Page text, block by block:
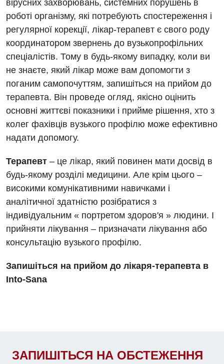
Вакансії
Заходи БПР
Інтернатура
Безкоштовні операції
Енциклопедія
Програма лояльності
Відгуки
Діагностика
Ангіографічні дослідження
Діагностичне відділення
Ендоскопічне відділення
Комп’ютерна томографія
Магнітно-резонансна томографія
Нейросонографія
Рентгенографія
Для дорослих
Алергологія, імунологія
Відділення інтенсивної терапії
Відділ госпіталізації
Відділення кардіосудинної патології та неврології
Відділення невідкладних станів
Гінекологічне відділення
Денний стаціонар
Діагностичне відділення
Ендоскопічне відділення
Онкологічне відділлення
Офтальмологічне відділення
Терапевтичне відділення
Швидка медична допомога
Декларування
Національний скринінг здоров’я 40+
вірусних захворювань, системних порушень в
роботі організму, які потребують спостереження і
регулярної корекції, лікар-терапевт є свого роду
координатором звернень до вузькопрофільних
спеціалістів. Тому в будь-якому випадку, коли ви
не знаєте, який лікар може вам допомогти з
поганим самопочуттям, запишіться на прийом до
терапевта. Він проведе огляд, якісно оцінить
основні життєві показники і прийме рішення, хто з
колег фахівців вузького профілю може ефективно
надати допомогу.
Терапевт – це лікар, який повинен мати досвід в
будь-якому розділі медицини. Але крім цього –
високими комунікативними навичками і
аналітичної здатністю розібратися з
індивідуальним « портретом здоров'я » людини. І
прийняти лікування – призначати лікування або
консультацію вузького профілю.
Запишіться на прийом до лікаря-терапевта в
Into-Sana
ЗАПИШІТЬСЯ НА ОБСТЕЖЕННЯ